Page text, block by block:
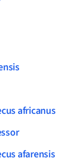
africanus
afarensis